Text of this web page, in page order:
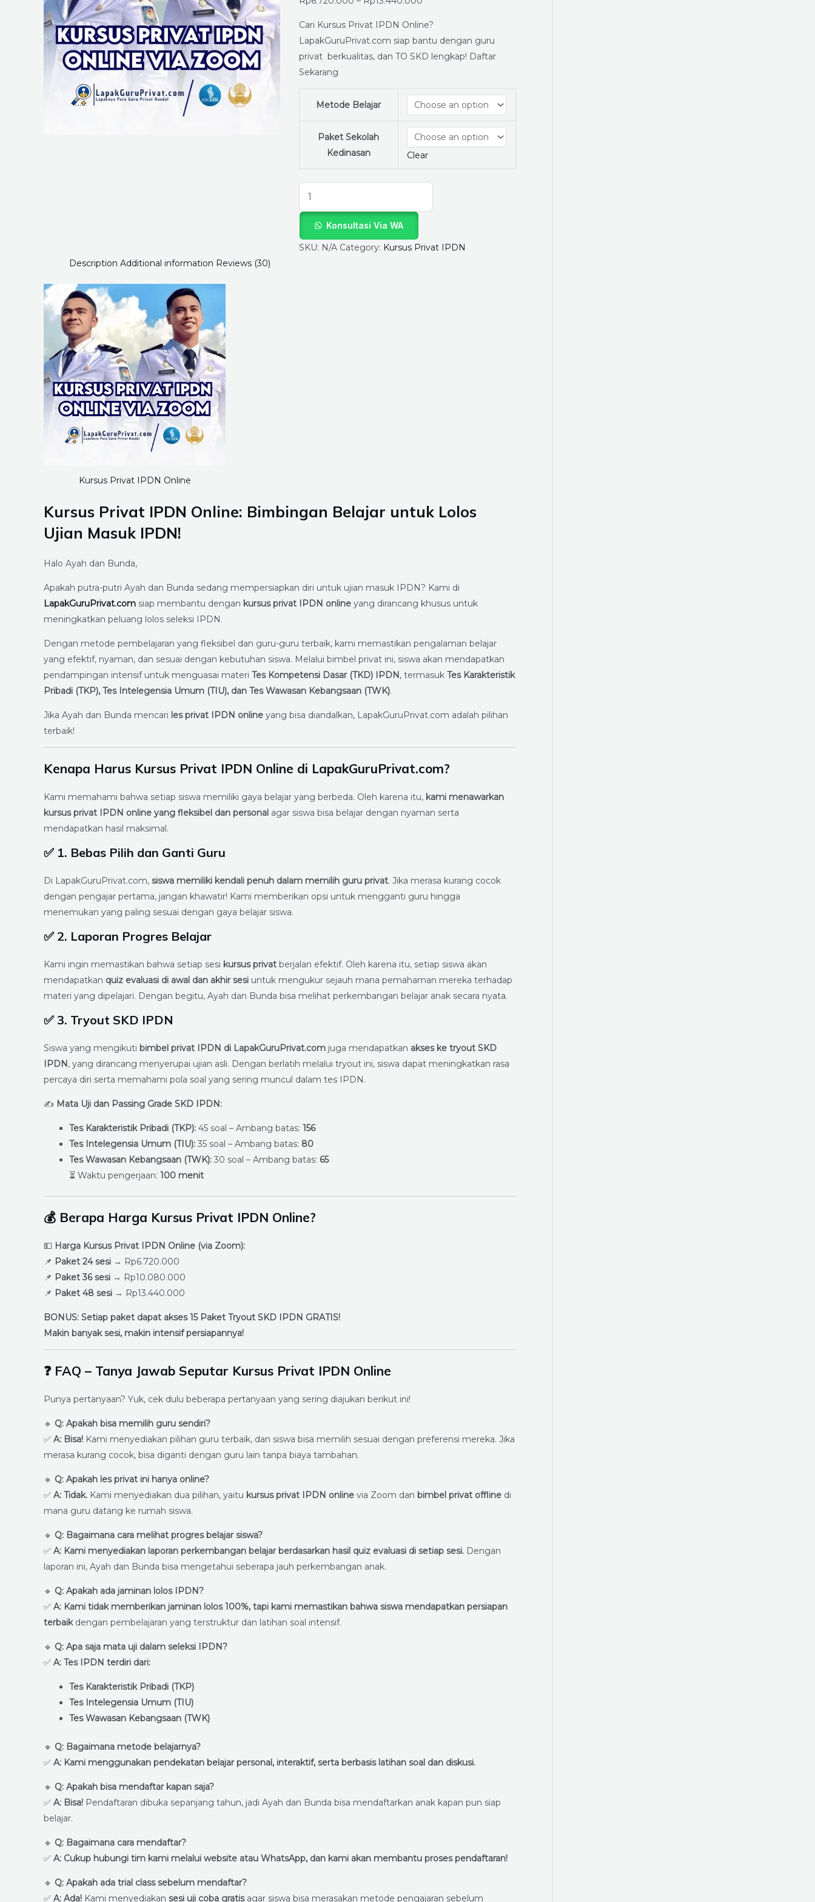
Cari Kursus Privat IPDN Online?
LapakGuruPrivat.com siap bantu dengan guru
privat berkualitas, dan TO SKD lengkap! Daftar
Sekarang
Metode Belajar
Paket Sekolah
Kedinasan
Clear
Ujian
Masuk
IPDN!
quantity
Konsultasi Via WA
SKU: N/A Category: Kursus Privat IPDN
Description Additional information Reviews (30)
Kursus Privat IPDN Online
Kursus Privat IPDN Online: Bimbingan Belajar untuk Lolos
Ujian Masuk IPDN!
Halo Ayah dan Bunda,
Apakah putra-putri Ayah dan Bunda sedang mempersiapkan diri untuk ujian masuk IPDN? Kami di
LapakGuruPrivat.com siap membantu dengan kursus privat IPDN online yang dirancang khusus untuk
meningkatkan peluang lolos seleksi IPDN.
Dengan metode pembelajaran yang fleksibel dan guru-guru terbaik, kami memastikan pengalaman belajar
yang efektif, nyaman, dan sesuai dengan kebutuhan siswa. Melalui bimbel privat ini, siswa akan mendapatkan
pendampingan intensif untuk menguasai materi Tes Kompetensi Dasar (TKD) IPDN, termasuk Tes Karakteristik
Pribadi (TKP), Tes Intelegensia Umum (TIU), dan Tes Wawasan Kebangsaan (TWK).
Jika Ayah dan Bunda mencari les privat IPDN online yang bisa diandalkan, LapakGuruPrivat.com adalah pilihan
terbaik!
Kenapa Harus Kursus Privat IPDN Online di LapakGuruPrivat.com?
Kami memahami bahwa setiap siswa memiliki gaya belajar yang berbeda. Oleh karena itu, kami menawarkan
kursus privat IPDN online yang fleksibel dan personal agar siswa bisa belajar dengan nyaman serta
mendapatkan hasil maksimal.
✅ 1. Bebas Pilih dan Ganti Guru
Di LapakGuruPrivat.com, siswa memiliki kendali penuh dalam memilih guru privat. Jika merasa kurang cocok
dengan pengajar pertama, jangan khawatir! Kami memberikan opsi untuk mengganti guru hingga
menemukan yang paling sesuai dengan gaya belajar siswa.
✅ 2. Laporan Progres Belajar
Kami ingin memastikan bahwa setiap sesi kursus privat berjalan efektif. Oleh karena itu, setiap siswa akan
mendapatkan quiz evaluasi di awal dan akhir sesi untuk mengukur sejauh mana pemahaman mereka terhadap
materi yang dipelajari. Dengan begitu, Ayah dan Bunda bisa melihat perkembangan belajar anak secara nyata.
✅ 3. Tryout SKD IPDN
Siswa yang mengikuti bimbel privat IPDN di LapakGuruPrivat.com juga mendapatkan akses ke tryout SKD
IPDN, yang dirancang menyerupai ujian asli. Dengan berlatih melalui tryout ini, siswa dapat meningkatkan rasa
percaya diri serta memahami pola soal yang sering muncul dalam tes IPDN.
✍ Mata Uji dan Passing Grade SKD IPDN:
Tes Karakteristik Pribadi (TKP): 45 soal – Ambang batas: 156
Tes Intelegensia Umum (TIU): 35 soal – Ambang batas: 80
Tes Wawasan Kebangsaan (TWK): 30 soal – Ambang batas: 65
⏳ Waktu pengerjaan: 100 menit
💰 Berapa Harga Kursus Privat IPDN Online?
💵 Harga Kursus Privat IPDN Online (via Zoom):
📌 Paket 24 sesi → Rp6.720.000
📌 Paket 36 sesi → Rp10.080.000
📌 Paket 48 sesi → Rp13.440.000
BONUS: Setiap paket dapat akses 15 Paket Tryout SKD IPDN GRATIS!
Makin banyak sesi, makin intensif persiapannya!
❓ FAQ – Tanya Jawab Seputar Kursus Privat IPDN Online
Punya pertanyaan? Yuk, cek dulu beberapa pertanyaan yang sering diajukan berikut ini!
🔹 Q: Apakah bisa memilih guru sendiri?
✅ A: Bisa! Kami menyediakan pilihan guru terbaik, dan siswa bisa memilih sesuai dengan preferensi mereka. Jika
merasa kurang cocok, bisa diganti dengan guru lain tanpa biaya tambahan.
🔹 Q: Apakah les privat ini hanya online?
✅ A: Tidak. Kami menyediakan dua pilihan, yaitu kursus privat IPDN online via Zoom dan bimbel privat offline di
mana guru datang ke rumah siswa.
🔹 Q: Bagaimana cara melihat progres belajar siswa?
✅ A: Kami menyediakan laporan perkembangan belajar berdasarkan hasil quiz evaluasi di setiap sesi. Dengan
laporan ini, Ayah dan Bunda bisa mengetahui seberapa jauh perkembangan anak.
🔹 Q: Apakah ada jaminan lolos IPDN?
✅ A: Kami tidak memberikan jaminan lolos 100%, tapi kami memastikan bahwa siswa mendapatkan persiapan
terbaikdengan pembelajaran yang terstruktur dan latihan soal intensif.
🔹 Q: Apa saja mata uji dalam seleksi IPDN?
✅ A: Tes IPDN terdiri dari:
Tes Karakteristik Pribadi (TKP)
Tes Intelegensia Umum (TIU)
Tes Wawasan Kebangsaan (TWK)
🔹 Q: Bagaimana metode belajarnya?
✅ A: Kami menggunakan pendekatan belajar personal, interaktif, serta berbasis latihan soal dan diskusi.
🔹 Q: Apakah bisa mendaftar kapan saja?
✅ A: Bisa! Pendaftaran dibuka sepanjang tahun, jadi Ayah dan Bunda bisa mendaftarkan anak kapan pun siap
belajar.
🔹 Q: Bagaimana cara mendaftar?
✅ A: Cukup hubungi tim kami melalui website atau WhatsApp, dan kami akan membantu proses pendaftaran!
🔹 Q: Apakah ada trial class sebelum mendaftar?
✅ A: Ada! Kami menyediakan sesi uji coba gratisagar siswa bisa merasakan metode pengajaran sebelum